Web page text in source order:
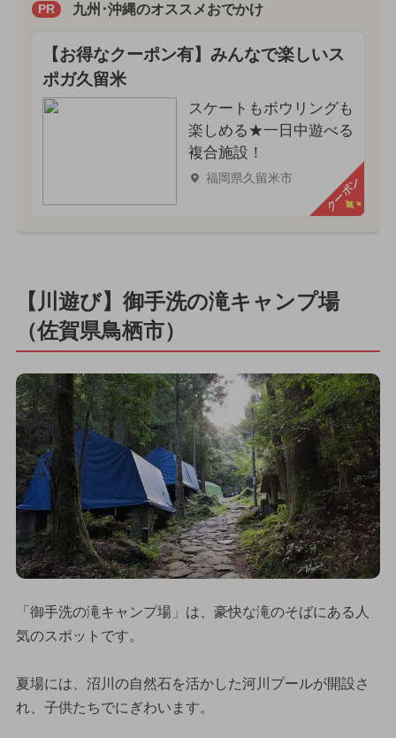
PR 九州･沖縄のオススメおでかけ
【お得なクーポン有】みんなで楽しいス
ポガ久留米
スケートもボウリングも
楽しめる★一日中遊べる
複合施設！
福岡県久留米市 クーポン
【川遊び】御手洗の滝キャンプ場
（佐賀県鳥栖市）
「御手洗の滝キャンプ場」は、豪快な滝のそばにある人
気のスポットです。
夏場には、沼川の自然石を活かした河川プールが開設さ
れ、子供たちでにぎわいます。